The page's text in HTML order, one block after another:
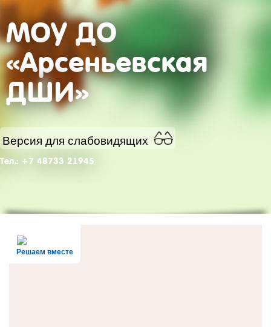
МОУ ДО
«Арсеньевская
ДШИ»
Версия для слабовидящих
Тел.: +7 48733 21945
Решаем вместе